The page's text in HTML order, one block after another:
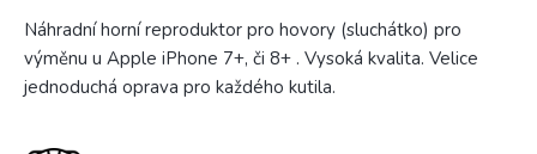
Náhradní horní reproduktor pro hovory (sluchátko) pro
výměnu u Apple iPhone 7+, či 8+ . Vysoká kvalita. Velice
jednoduchá oprava pro každého kutila.